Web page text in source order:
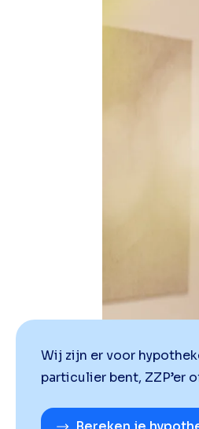
Wij zijn er voor
particulier bent, ZZP’er